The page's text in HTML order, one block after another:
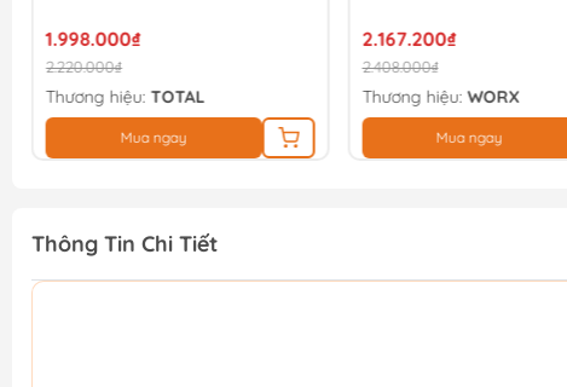
1.998.000₫
2.220.000₫
Thương hiệu: TOTAL
Mua ngay
2.167.200₫
2.408.000₫
Thương hiệu:WORX
Mua ngay
Thông Tin Chi Tiết